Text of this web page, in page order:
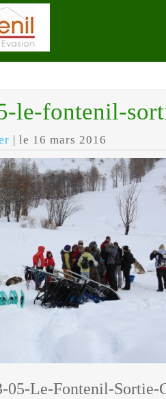
le-fontenil-
| le 16 mars 2016
05-Le-Fontenil-Sortie-